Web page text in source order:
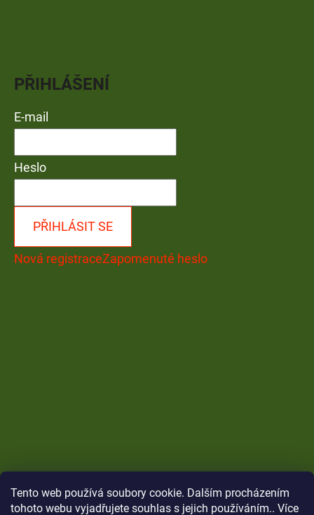
Tento web používá soubory cookie. Dalším procházením
tohoto webu vyjadřujete souhlas s jejich používáním.. Více
PŘIHLÁŠENÍ
E-mail
Heslo
PŘIHLÁSIT SE
Nová registraceZapomenuté heslo